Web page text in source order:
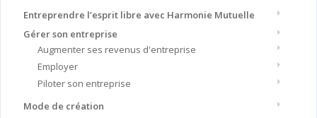
Entreprendre l’esprit libre avec Harmonie Mutuelle
Gérer son entreprise
Augmenter ses revenus d'entreprise
Employer
Piloter son entreprise
Mode de création